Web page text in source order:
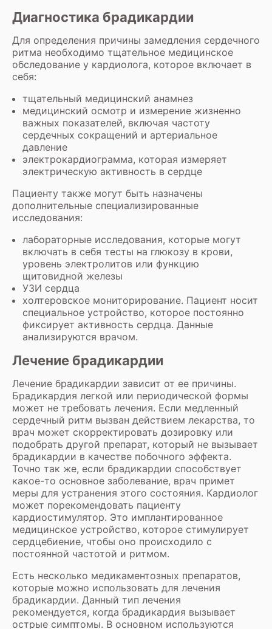
Диагностика брадикардии
Для определения причины замедления сердечного
ритма необходимо тщательное медицинское
обследование у кардиолога, которое включает в
себя:
тщательный медицинский анамнез
медицинский осмотр и измерение жизненно
важных показателей, включая частоту
сердечных сокращений и артериальное
давление
электрокардиограмма, которая измеряет
электрическую активность в сердце
Пациенту также могут быть назначены
дополнительные специализированные
исследования:
лабораторные исследования, которые могут
включать в себя тесты на глюкозу в крови,
уровень электролитов или функцию
щитовидной железы
УЗИ сердца
холтеровское мониторирование. Пациент носит
специальное устройство, которое постоянно
фиксирует активность сердца. Данные
анализируются врачом.
Лечение брадикардии
Лечение брадикардии зависит от ее причины.
Брадикардия легкой или периодической формы
может не требовать лечения. Если медленный
сердечный ритм вызван действием лекарства, то
врач может скорректировать дозировку или
подобрать другой препарат, который не вызывает
брадикардии в качестве побочного эффекта.
Точно так же, если брадикардии способствует
какое-то основное заболевание, врач примет
меры для устранения этого состояния. Кардиолог
может порекомендовать пациенту
кардиостимулятор. Это имплантированное
медицинское устройство, которое стимулирует
сердцебиение, чтобы оно происходило с
постоянной частотой и ритмом.
Есть несколько медикаментозных препаратов,
которые можно использовать для лечения
брадикардии. Данный тип лечения
рекомендуется, когда брадикардия вызывает
острые симптомы. В основном используются